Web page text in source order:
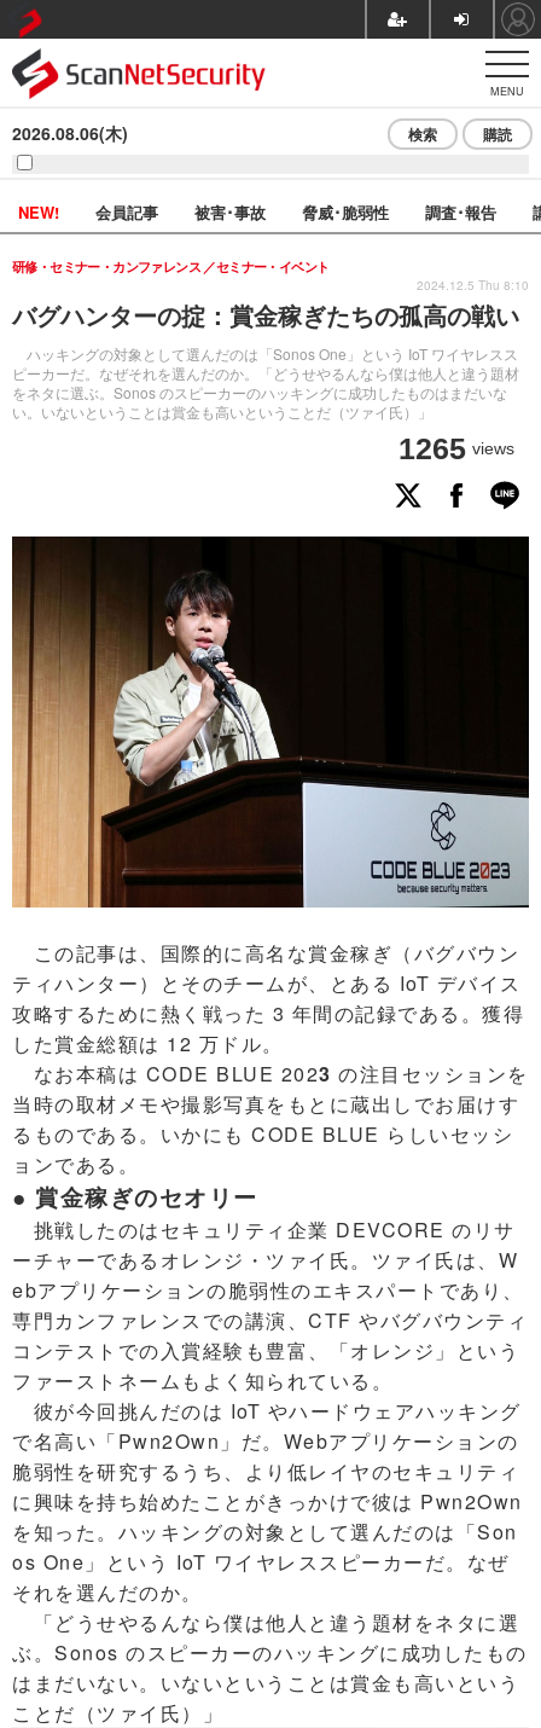
MENU
2026.08.06(木) 検索 購読
NEW! 会員記事 被害･事故 脅威･脆弱性 調査･報告
バグハンターの掟：賞金稼ぎたちの孤高の戦い
ハッキングの対象として選んだのは「Sonos One」という IoT ワイヤレスス
ピーカーだ。なぜそれを選んだのか。「どうせやるんなら僕は他人と違う題材
をネタに選ぶ。Sonos のスピーカーのハッキングに成功したものはまだいな
い。いないということは賞金も高いということだ（ツァイ氏）」
研修・セミナー・カンファレンス セミナー・イベント
1265 views
2024.12.5 Thu 8:10
この記事は、国際的に高名な賞金稼ぎ（バグバウン
ティハンター）とそのチームが、とある IoT デバイス
攻略するために熱く戦った 3 年間の記録である。獲得
した賞金総額は 12 万ドル。
なお本稿は CODE BLUE 2023 の注目セッションを
当時の取材メモや撮影写真をもとに蔵出しでお届けす
るものである。いかにも CODE BLUE らしいセッシ
ョンである。
● 賞金稼ぎのセオリー
挑戦したのはセキュリティ企業 DEVCORE のリサ
ーチャーであるオレンジ・ツァイ氏。ツァイ氏は、W
ebアプリケーションの脆弱性のエキスパートであり、
専門カンファレンスでの講演、CTF やバグバウンティ
コンテストでの入賞経験も豊富、「オレンジ」という
ファーストネームもよく知られている。
彼が今回挑んだのは IoT やハードウェアハッキング
で名高い「Pwn2Own」だ。Webアプリケーションの
脆弱性を研究するうち、より低レイヤのセキュリティ
に興味を持ち始めたことがきっかけで彼は Pwn2Own
を知った。ハッキングの対象として選んだのは「Son
os One」という IoT ワイヤレススピーカーだ。なぜ
それを選んだのか。
「どうせやるんなら僕は他人と違う題材をネタに選
ぶ。Sonos のスピーカーのハッキングに成功したもの
はまだいない。いないということは賞金も高いという
ことだ（ツァイ氏）」